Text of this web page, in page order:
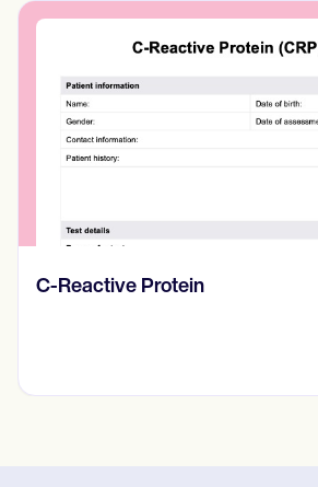
Diario de pensamientos